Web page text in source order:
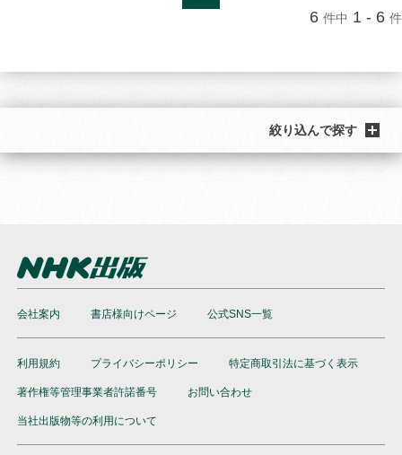
6 件中 1 - 6 件
絞り込んで探す
会社案内 書店様向けページ 公式SNS一覧
利用規約 プライバシーポリシー 特定商取引法に基づく表示
著作権等管理事業者許諾番号 お問い合わせ
当社出版物等の利用について